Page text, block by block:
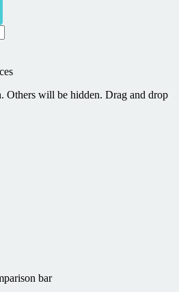
Others will be hidden. Drag and drop
bar